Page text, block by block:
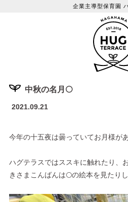
企業主導型保育園
中秋の名月🌕
2021.09.21
今年の十五夜は曇っていてお月様が
ハグテラスではススキに触れたり、
きさまこんばんは🌕の絵本を見たり